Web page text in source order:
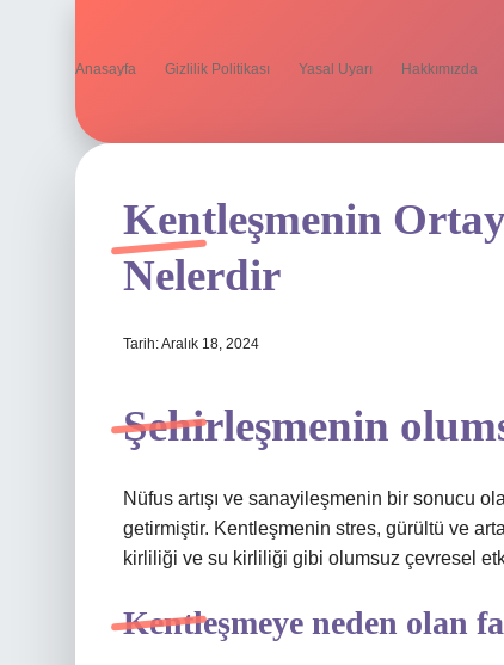
Anasayfa Gizlilik Politikası Yasal Uyarı Hakkımızda
Kentleşmenin
Nelerdir
Tarih: Aralık 18, 2024
Şehirleşmenin
Nüfus artışı ve sanayileşmenin bir sonucu
getirmiştir. Kentleşmenin stres, gürültü ve
kirliliği ve su kirliliği gibi olumsuz çevresel
Kentleşmeye neden olan